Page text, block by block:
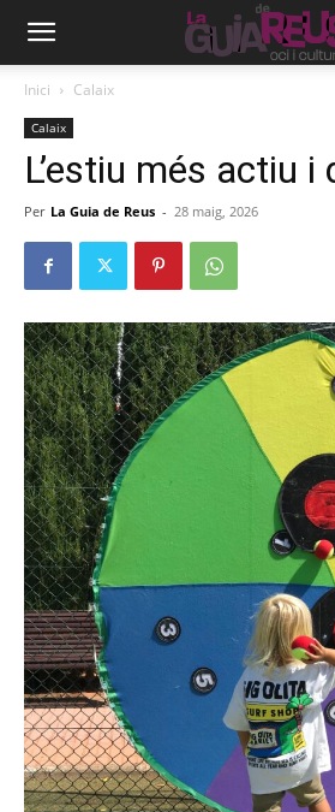
Inici Calaix
Calaix
L’estiu més actiu
Per La Guia de Reus - 28 maig, 2026